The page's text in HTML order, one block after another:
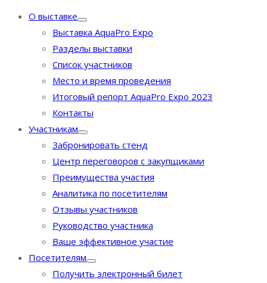
О выставке
Выставка AquaPro Expo
Разделы выставки
Список участников
Место и время проведения
Итоговый репорт AquaPro Expo 2023
Контакты
Участникам
Забронировать стенд
Центр переговоров с закупщиками
Преимущества участия
Аналитика по посетителям
Отзывы участников
Руководство участника
Ваше эффективное участие
Посетителям
Получить электронный билет